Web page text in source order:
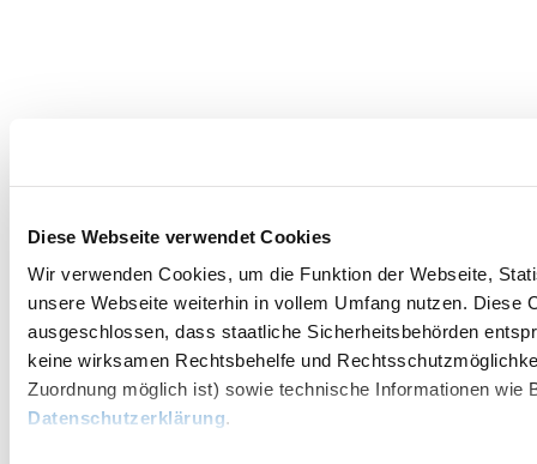
Diese Webseite verwendet Cookies
Wir verwenden Cookies, um die Funktion der Webseite,
unsere Webseite weiterhin in vollem Umfang nutzen.
ausgeschlossen, dass staatliche Sicherheitsbehörden
keine wirksamen Rechtsbehelfe und
Zuordnung möglich ist) sowie technische Informationen
Datenschutzerklärung.